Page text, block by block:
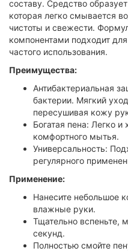
составу. Средство
которая легко смывается
чистоты и свежести.
компонентами подходит
частого использования.
Преимущества:
Антибактериальная
бактерии. Мягкий
пересушивая кожу
Богатая пена: Легко
комфортного мытья.
Универсальность:
регулярного
Применение:
Нанесите небольшое
влажные руки.
Тщательно вспеньте,
секунд.
Полностью смойте